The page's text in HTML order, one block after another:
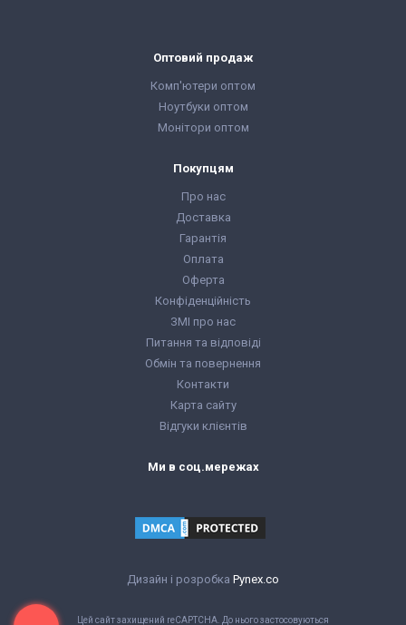
Оптовий продаж
Комп'ютери оптом
Ноутбуки оптом
Монітори оптом
Покупцям
Про нас
Доставка
Гарантія
Оплата
Оферта
Конфіденційність
ЗМІ про нас
Питання та відповіді
Обмін та повернення
Контакти
Карта сайту
Відгуки клієнтів
Ми в соц.мережах
Дизайн і розробка Pynex.co
Цей сайт захищений reCAPTCHA. До нього застосовуються